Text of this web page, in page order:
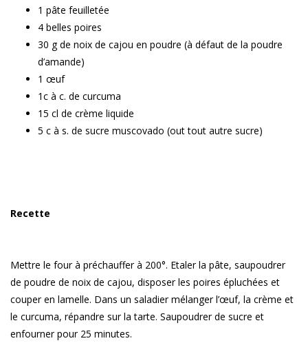
1 pâte feuilletée
4 belles poires
30 g de noix de cajou en poudre (à défaut de la poudre
d’amande)
1 œuf
1c à c. de curcuma
15 cl de crème liquide
5 c à s. de sucre muscovado (out tout autre sucre)
Recette
Mettre le four à préchauffer à 200°. Etaler la pâte, saupoudrer
de poudre de noix de cajou, disposer les poires épluchées et
couper en lamelle. Dans un saladier mélanger l’œuf, la crème et
le curcuma, répandre sur la tarte. Saupoudrer de sucre et
enfourner pour 25 minutes.